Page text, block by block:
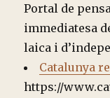
Portal de
immediatesa
laica i
Catalunya
https://